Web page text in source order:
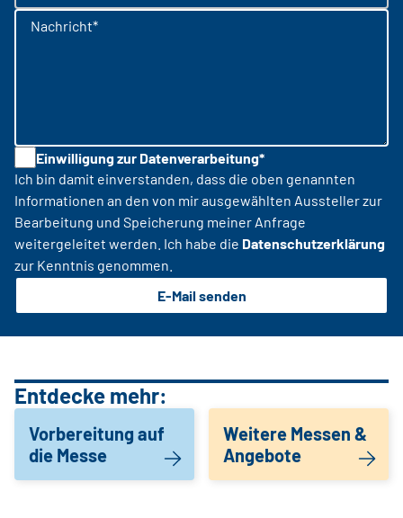
Nachricht*
Einwilligung zur Datenverarbeitung*
Ich bin damit einverstanden, dass die oben genannten
Informationen an den von mir ausgewählten Aussteller zur
Bearbeitung und Speicherung meiner Anfrage
weitergeleitet werden. Ich habe die Datenschutzerklärung
zur Kenntnis genommen.
E-Mail senden
Entdecke mehr:
Vorbereitung auf
die Messe
Weitere Messen &
Angebote